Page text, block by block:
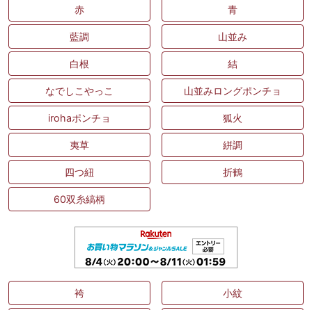
赤 青
藍調 山並み
白根 結
なでしこやっこ 山並みロングポンチョ
irohaポンチョ 狐火
夷草 絣調
四つ紐 折鶴
60双糸縞柄
袴 小紋